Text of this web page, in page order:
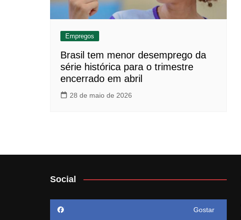
Empregos
Brasil tem menor desemprego da
série histórica para o trimestre
encerrado em abril
28 de maio de 2026
Social
Gostar